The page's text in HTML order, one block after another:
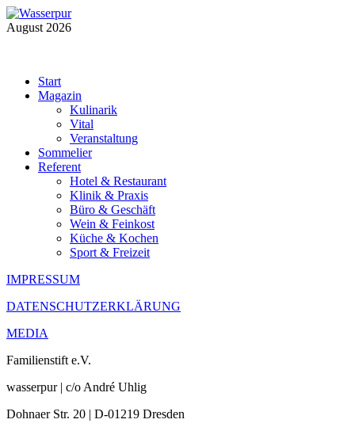
August 2026
Start
Magazin
Kulinarik
Vital
Veranstaltung
Sommelier
Referent
Hotel & Restaurant
Klinik & Praxis
Büro & Geschäft
Wein & Feinkost
Küche & Kochen
Sport & Freizeit
IMPRESSUM
DATENSCHUTZERKLÄRUNG
MEDIA
Familienstift e.V.
wasserpur | c/o André Uhlig
Dohnaer Str. 20 | D-01219 Dresden